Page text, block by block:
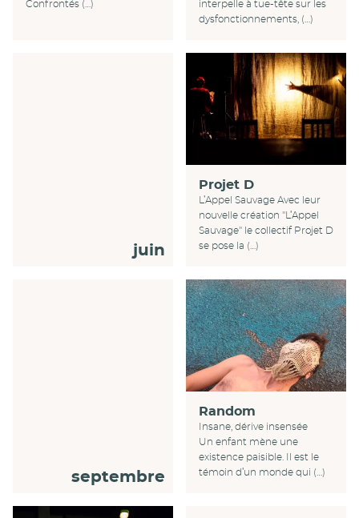
Confrontés (…)
interpelle à tue-tête sur les
dysfonctionnements, (…)
juin
Projet D
L’Appel Sauvage Avec leur
nouvelle création "L’Appel
Sauvage" le collectif Projet D
se pose la (…)
septembre
Random
Insane, dérive insensée
Un enfant mène une
existence paisible. Il est le
témoin d’un monde qui (…)